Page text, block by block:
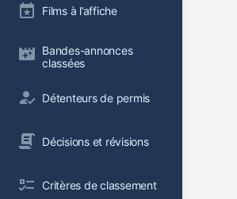
Films à l’affiche
Bandes-annonces
classées
Détenteurs de permis
Décisions et révisions
Critères de classement